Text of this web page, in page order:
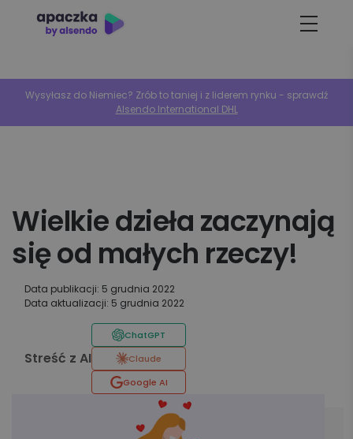
Wysyłasz do Niemiec? Zrób to taniej i z liderem rynku - sprawdź
Alsendo International DHL
Wielkie dzieła zaczynają
się od małych rzeczy!
Data publikacji: 5 grudnia 2022
Data aktualizacji: 5 grudnia 2022
Streść z AI
ChatGPT
Claude
Google AI